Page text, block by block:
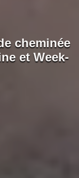
cheminée
et Week-